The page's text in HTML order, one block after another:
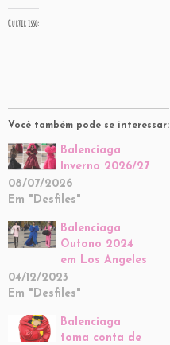
Curtir isso:
Você também pode se interessar:
Balenciaga
Inverno 2026/27
08/07/2026
Em "Desfiles"
Balenciaga
Outono 2024
em Los Angeles
04/12/2023
Em "Desfiles"
Balenciaga
toma conta de